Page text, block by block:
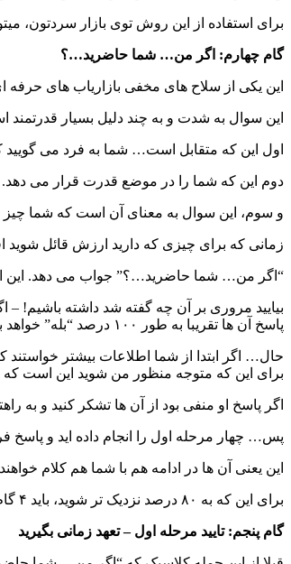
برای استفاده از این روش توی بازار سردتون،
گام چهارم: اگر من… شما حاضرید…؟
این یکی از سلاح های مخفی بازاریاب های حرفه
این سوال به شدت و به چند دلیل بسیار قدرتمند
اول این که متقابل است… شما به فرد می گویید
دوم این که شما را در موضع قدرت قرار می دهد.
و سوم، این سوال به معنای آن است که شما چیز
زمانی که برای چیزی که دارید ارزش قائل شوید
“اگر من… شما حاضرید…؟” جواب می دهد. این
بیایید مروری بر آن چه گفته شد داشته باشیم! –
پاسخ آن ها تقریبا به طور ۱۰۰ درصد “بله” خواهد بود، که این ما را به مرحله پنجم می رساند.
حال… اگر ابتدا از شما اطلاعات بیشتر
برای این که متوجه منظور من شوید این است که
اگر پاسخ او منفی بود از آن ها تشکر کنید و به راهتان ادامه دهید. همچنین می توانید گام های ۱ تا ۳
پس… چهار مرحله اول را انجام داده اید و پاسخ
این یعنی آن ها در ادامه هم با شما هم کلام خواهند بود؟ نه! اریک می گوید تنها ۵ درصد افراد هستند
برای این که به ۸۰ درصد نزدیک تر شوید، باید ۴ گام دیگر فرایند دعوت را نیز انجام دهید.
گام پنجم: تایید مرحله اول – تعهد زمانی بگیرید